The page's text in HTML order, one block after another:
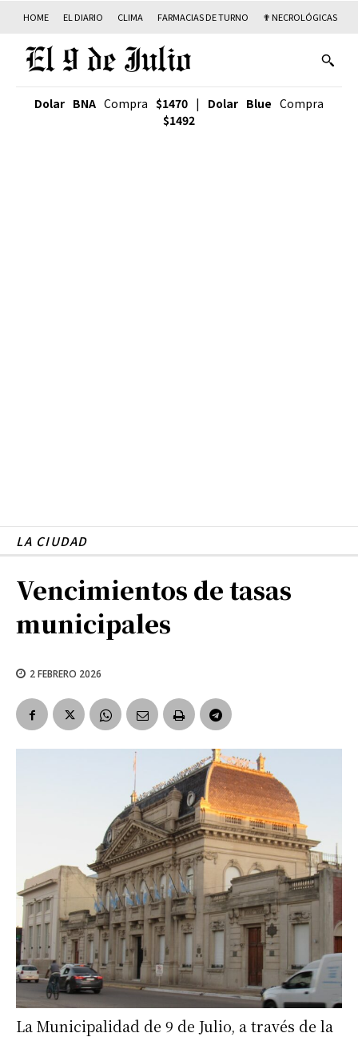
HOME EL DIARIO CLIMA FARMACIAS DE TURNO ✟ NECROLÓGICAS
Dolar BNA Compra $1470 | Dolar Blue Compra
$1492
LA CIUDAD
Vencimientos de tasas
municipales
2 FEBRERO 2026
La Municipalidad de 9 de Julio, a través de la